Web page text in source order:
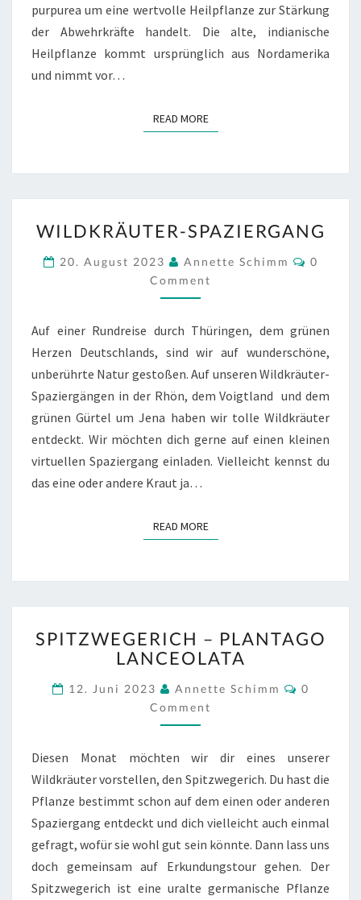
purpurea um eine wertvolle Heilpflanze zur Stärkung
der Abwehrkräfte handelt. Die alte, indianische
Heilpflanze kommt ursprünglich aus Nordamerika
und nimmt vor…
READ MOREREAD MORE
SPAZIERGANG
WILDKRÄUTER-SPAZIERGANG
20. August 2023 Annette Schimm
0
Comment
Auf einer Rundreise durch Thüringen, dem grünen
Herzen Deutschlands, sind wir auf wunderschöne,
unberührte Natur gestoßen. Auf unseren Wildkräuter-
Spaziergängen in der Rhön, dem Voigtland und dem
grünen Gürtel um Jena haben wir tolle Wildkräuter
entdeckt. Wir möchten dich gerne auf einen kleinen
virtuellen Spaziergang einladen. Vielleicht kennst du
das eine oder andere Kraut ja…
READ MOREREAD MORE
–
PLANTAGO
SPITZWEGERICH – PLANTAGO
LANCEOLATA
12. Juni 2023 Annette Schimm
0
Comment
Diesen Monat möchten wir dir eines unserer
Wildkräuter vorstellen, den Spitzwegerich. Du hast die
Pflanze bestimmt schon auf dem einen oder anderen
Spaziergang entdeckt und dich vielleicht auch einmal
gefragt, wofür sie wohl gut sein könnte. Dann lass uns
doch gemeinsam auf Erkundungstour gehen. Der
Spitzwegerich ist eine uralte germanische Pflanze